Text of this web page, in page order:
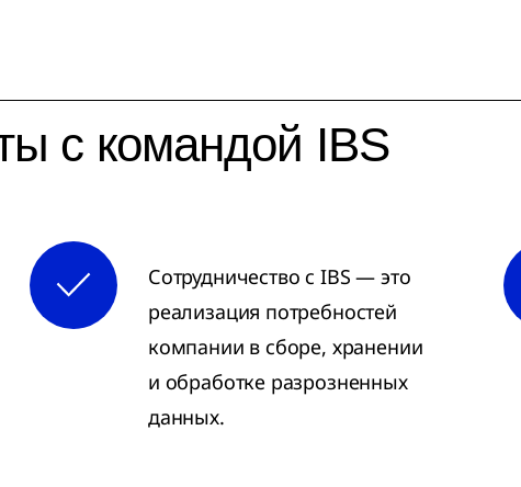
с командой IBS
Сотрудничество с IBS — это
реализация потребностей
компании в сборе, хранении
и обработке разрозненных
данных.